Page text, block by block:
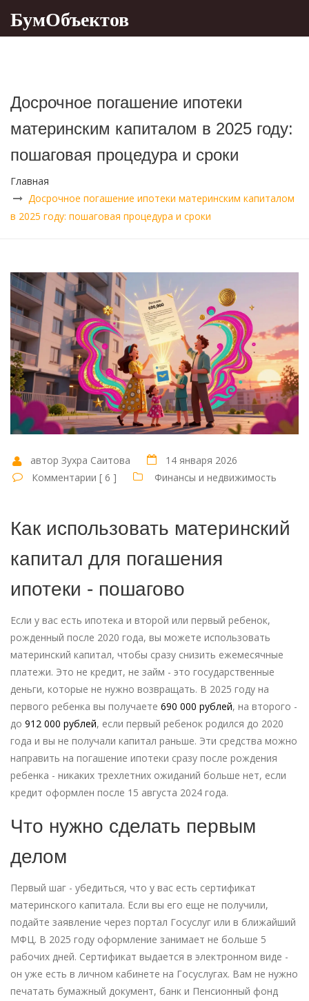
БумОбъектов
Досрочное погашение ипотеки
материнским капиталом в 2025 году:
пошаговая процедура и сроки
Главная
Досрочное погашение ипотеки материнским капиталом
в 2025 году: пошаговая процедура и сроки
автор Зухра Саитова
14 января 2026
Комментарии [ 6 ]
Финансы и недвижимость
Как использовать материнский
капитал для погашения
ипотеки - пошагово
Если у вас есть ипотека и второй или первый ребенок,
рожденный после 2020 года, вы можете использовать
материнский капитал, чтобы сразу снизить ежемесячные
платежи. Это не кредит, не займ - это государственные
деньги, которые не нужно возвращать. В 2025 году на
первого ребенка вы получаете 690 000 рублей, на второго -
до 912 000 рублей, если первый ребенок родился до 2020
года и вы не получали капитал раньше. Эти средства можно
направить на погашение ипотеки сразу после рождения
ребенка - никаких трехлетних ожиданий больше нет, если
кредит оформлен после 15 августа 2024 года.
Что нужно сделать первым
делом
Первый шаг - убедиться, что у вас есть сертификат
материнского капитала. Если вы его еще не получили,
подайте заявление через портал Госуслуг или в ближайший
МФЦ. В 2025 году оформление занимает не больше 5
рабочих дней. Сертификат выдается в электронном виде -
он уже есть в личном кабинете на Госуслугах. Вам не нужно
печатать бумажный документ, банк и Пенсионный фонд